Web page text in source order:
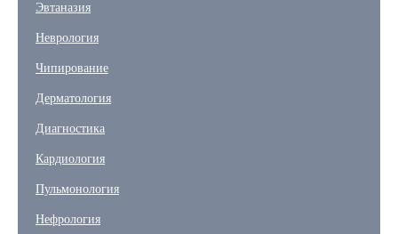
Эвтаназия
Неврология
Чипирование
Дерматология
Диагностика
Кардиология
Пульмонология
Нефрология